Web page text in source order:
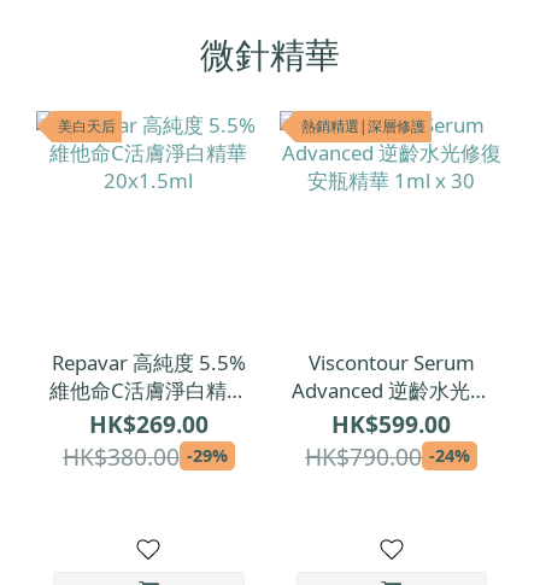
微針精華
美白天后
Repavar 高純度 5.5%
維他命C活膚淨白精華
20x1.5ml
HK$269.00
HK$380.00 -29%
熱銷精選|深層修護
Viscontour Serum
Advanced 逆齡水光修
復安瓶精華 1ml x 30
HK$599.00
HK$790.00 -24%